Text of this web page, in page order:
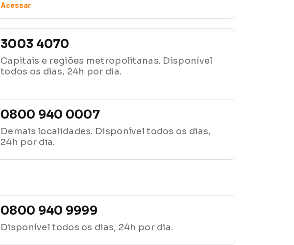
Acessar
3003 4070
Capitais e regiões metropolitanas. Disponível
todos os dias, 24h por dia.
0800 940 0007
Demais localidades. Disponível todos os dias,
24h por dia.
0800 940 9999
Disponível todos os dias, 24h por dia.